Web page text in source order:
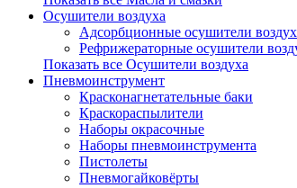
Осушители воздуха
Адсорбционные осушители
Рефрижераторные осушители
Показать все Осушители воздуха
Пневмоинструмент
Красконагнетательные баки
Краскораспылители
Наборы окрасочные
Наборы пневмоинструмента
Пистолеты
Пневмогайковёрты